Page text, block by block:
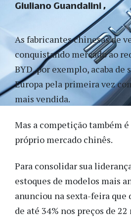
As fabricantes chinesas de
conquistando mercado ao
BYD, por exemplo, acaba de
Europa pela primeira vez
mais vendida.
Mas a competição também
próprio mercado chinês.
Para consolidar sua
estoques de modelos mais
anunciou na sexta-feira que
de até 34% nos preços de
Giuliano Guandalini